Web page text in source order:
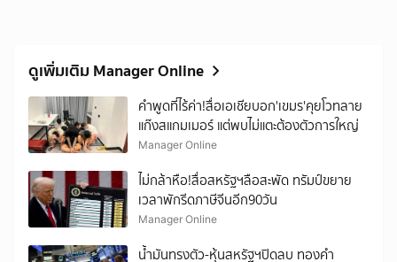
ดูเพิ่มเติม Manager Online
คำพูดที่ไร้ค่า!สื่อเอเชียบอก'เขมร'คุยโวทลาย
แก๊งสแกมเมอร์ แต่พบไม่แตะต้องตัวการใหญ่
Manager Online
ไม่กล้าหือ!สื่อสหรัฐฯลือสะพัด ทรัมป์ขยาย
เวลาพักรีดภาษีจีนอีก90วัน
Manager Online
น้ำมันทรงตัว-หุ้นสหรัฐฯปิดลบ ทองคำ